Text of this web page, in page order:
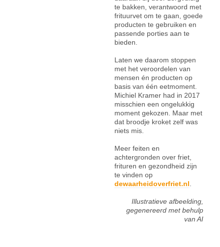
te bakken, verantwoord met
frituurvet om te gaan, goede
producten te gebruiken en
passende porties aan te
bieden.
Laten we daarom stoppen
met het veroordelen van
mensen én producten op
basis van één eetmoment.
Michiel Kramer had in 2017
misschien een ongelukkig
moment gekozen. Maar met
dat broodje kroket zelf was
niets mis.
Meer feiten en
achtergronden over friet,
frituren en gezondheid zijn
te vinden op
dewaarheidoverfriet.nl
Illustratieve afbeelding,
gegenereerd met behulp
van AI